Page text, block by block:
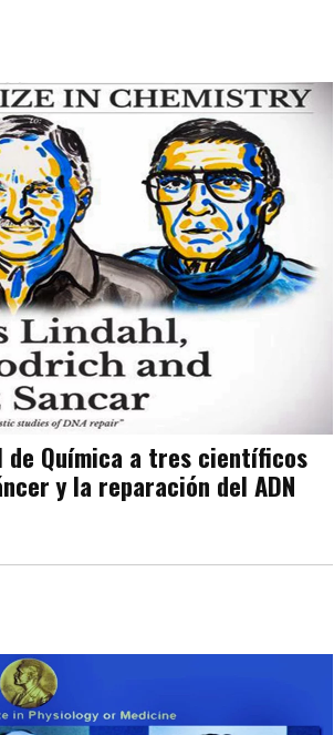
de Química a tres científicos
y la reparación del ADN